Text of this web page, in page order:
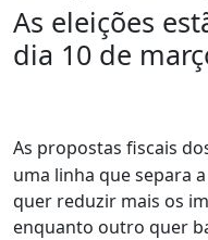
As eleições
dia 10 de
As propostas fiscais
uma linha que separa
quer reduzir mais os
enquanto outro quer